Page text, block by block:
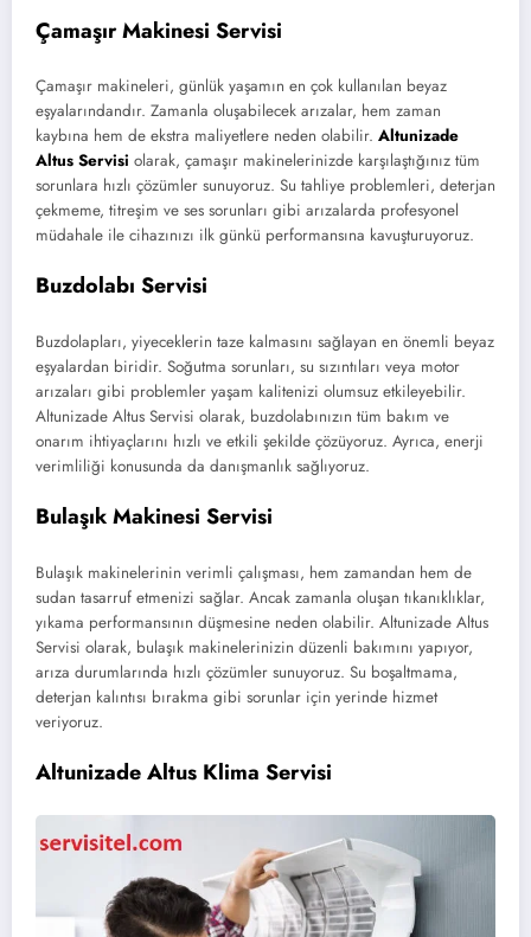
Çamaşır Makinesi Servisi
Çamaşır makineleri, günlük yaşamın en çok kullanılan beyaz
eşyalarındandır. Zamanla oluşabilecek arızalar, hem zaman
kaybına hem de ekstra maliyetlere neden olabilir. Altunizade
Altus Servisi olarak, çamaşır makinelerinizde karşılaştığınız tüm
sorunlara hızlı çözümler sunuyoruz. Su tahliye problemleri, deterjan
çekmeme, titreşim ve ses sorunları gibi arızalarda profesyonel
müdahale ile cihazınızı ilk günkü performansına kavuşturuyoruz.
Buzdolabı Servisi
Buzdolapları, yiyeceklerin taze kalmasını sağlayan en önemli beyaz
eşyalardan biridir. Soğutma sorunları, su sızıntıları veya motor
arızaları gibi problemler yaşam kalitenizi olumsuz etkileyebilir.
Altunizade Altus Servisi olarak, buzdolabınızın tüm bakım ve
onarım ihtiyaçlarını hızlı ve etkili şekilde çözüyoruz. Ayrıca, enerji
verimliliği konusunda da danışmanlık sağlıyoruz.
Bulaşık Makinesi Servisi
Bulaşık makinelerinin verimli çalışması, hem zamandan hem de
sudan tasarruf etmenizi sağlar. Ancak zamanla oluşan tıkanıklıklar,
yıkama performansının düşmesine neden olabilir. Altunizade Altus
Servisi olarak, bulaşık makinelerinizin düzenli bakımını yapıyor,
arıza durumlarında hızlı çözümler sunuyoruz. Su boşaltmama,
deterjan kalıntısı bırakma gibi sorunlar için yerinde hizmet
veriyoruz.
Altunizade Altus Klima Servisi